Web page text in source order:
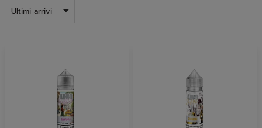
Ultimi arrivi